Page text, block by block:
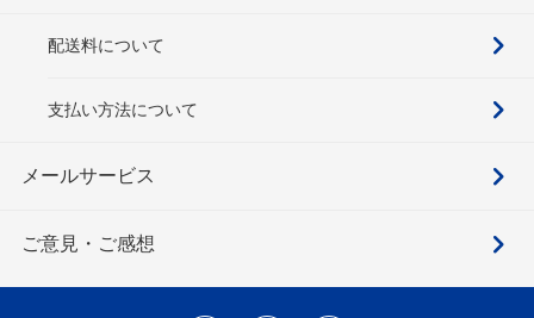
配送料について
支払い方法について
メールサービス
ご意見・ご感想